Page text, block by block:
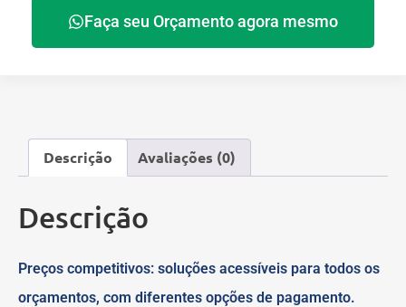
Faça seu Orçamento agora mesmo
Descrição Avaliações (0)
Descrição
Preços competitivos: soluções acessíveis para todos os
orçamentos, com diferentes opções de pagamento.